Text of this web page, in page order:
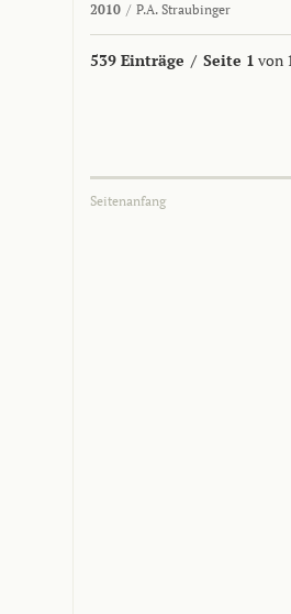
2010 / P.A. Straubinger
539 Einträge / Seite 1 von
Seitenanfang